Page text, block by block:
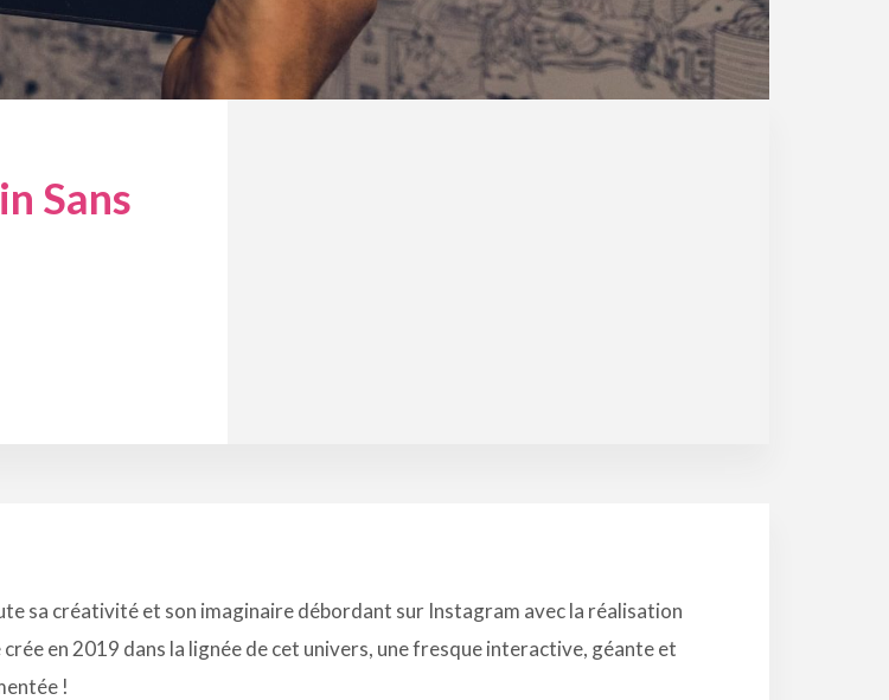
Sans
sa créativité et son imaginaire débordant sur Instagram avec la réalisation
crée en 2019 dans la lignée de cet univers, une fresque interactive, géante et
!